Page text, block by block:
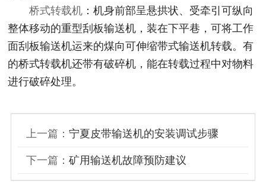
桥式转载机 ：机身前部呈悬拱状、受牵引可纵向
整体移动的重型刮板输送机，装在下平巷，可将工作
面刮板输送机运来的煤向可伸缩带式输送机转载。有
的桥式转载机还带有破碎机，能在转载过程中对物料
进行破碎处理。
上一篇： 宁夏皮带输送机的安装调试步骤
下一篇： 矿用输送机故障预防建议